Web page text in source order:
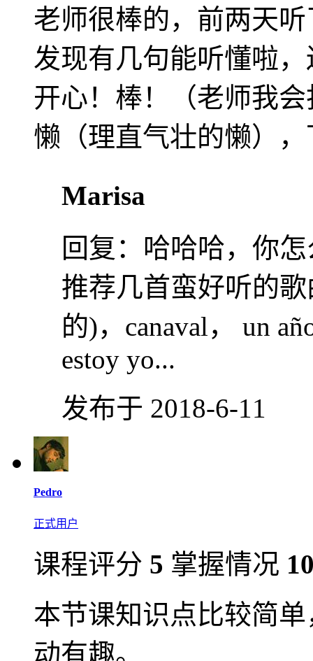
老师很棒的，前两天
发现有几句能听懂啦
开心！棒！（老师我
懒（理直气壮的懒）
Marisa
回复： 哈哈哈，你
推荐几首蛮好听的歌
的)，canaval， un
estoy yo...
发布于 2018-6-11
Pedro
正式用户
课程评分 5 掌握情况
本节课知识点比较简
动有趣。